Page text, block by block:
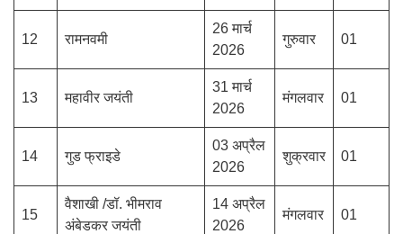
12 रामनवमी
26 मार्च
2026
गुरुवार 01
13 महावीर जयंती
31 मार्च
2026
मंगलवार 01
14 गुड फ्राइडे
03 अप्रैल
2026
शुक्रवार 01
15
वैशाखी /डॉ. भीमराव
अंबेडकर जयंती
14 अप्रैल
2026
मंगलवार 01